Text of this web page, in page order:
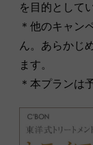
を目的として
＊他のキャン
ん。あらかじ
ます。
＊本プランは